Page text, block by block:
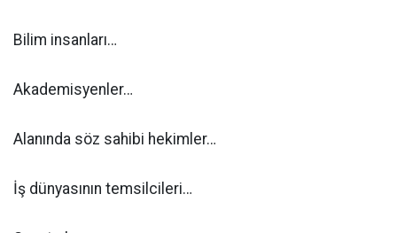
Bilim insanları…
Akademisyenler…
Alanında söz sahibi hekimler…
İş dünyasının temsilcileri…